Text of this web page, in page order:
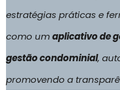
estratégias práticas e
como umaplicativo de
gestão condominial,
promovendo a